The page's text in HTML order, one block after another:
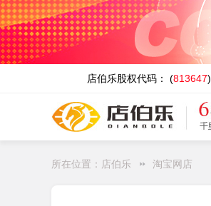
店伯乐股权代码： (813647)
所在位置： 店伯乐 淘宝网店